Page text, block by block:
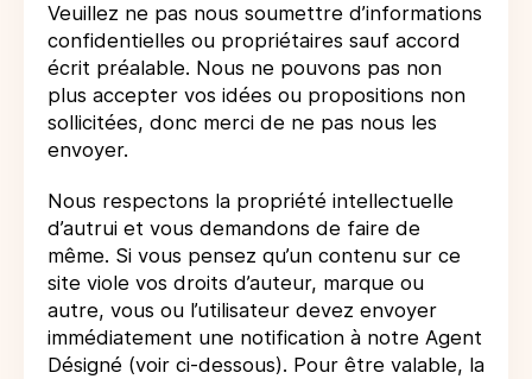
Veuillez ne pas nous soumettre d’informations
confidentielles ou propriétaires sauf accord
écrit préalable. Nous ne pouvons pas non
plus accepter vos idées ou propositions non
sollicitées, donc merci de ne pas nous les
envoyer.
Nous respectons la propriété intellectuelle
d’autrui et vous demandons de faire de
même. Si vous pensez qu’un contenu sur ce
site viole vos droits d’auteur, marque ou
autre, vous ou l’utilisateur devez envoyer
immédiatement une notification à notre Agent
Désigné (voir ci-dessous). Pour être valable, la